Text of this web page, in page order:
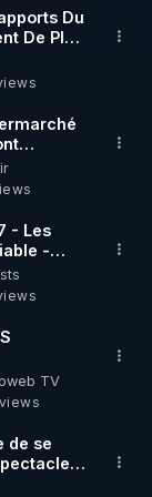
et
code
le
dans
des
de
«
les
était
de la
et
Du
De Plus
- Les
-
TV
de se
devenir